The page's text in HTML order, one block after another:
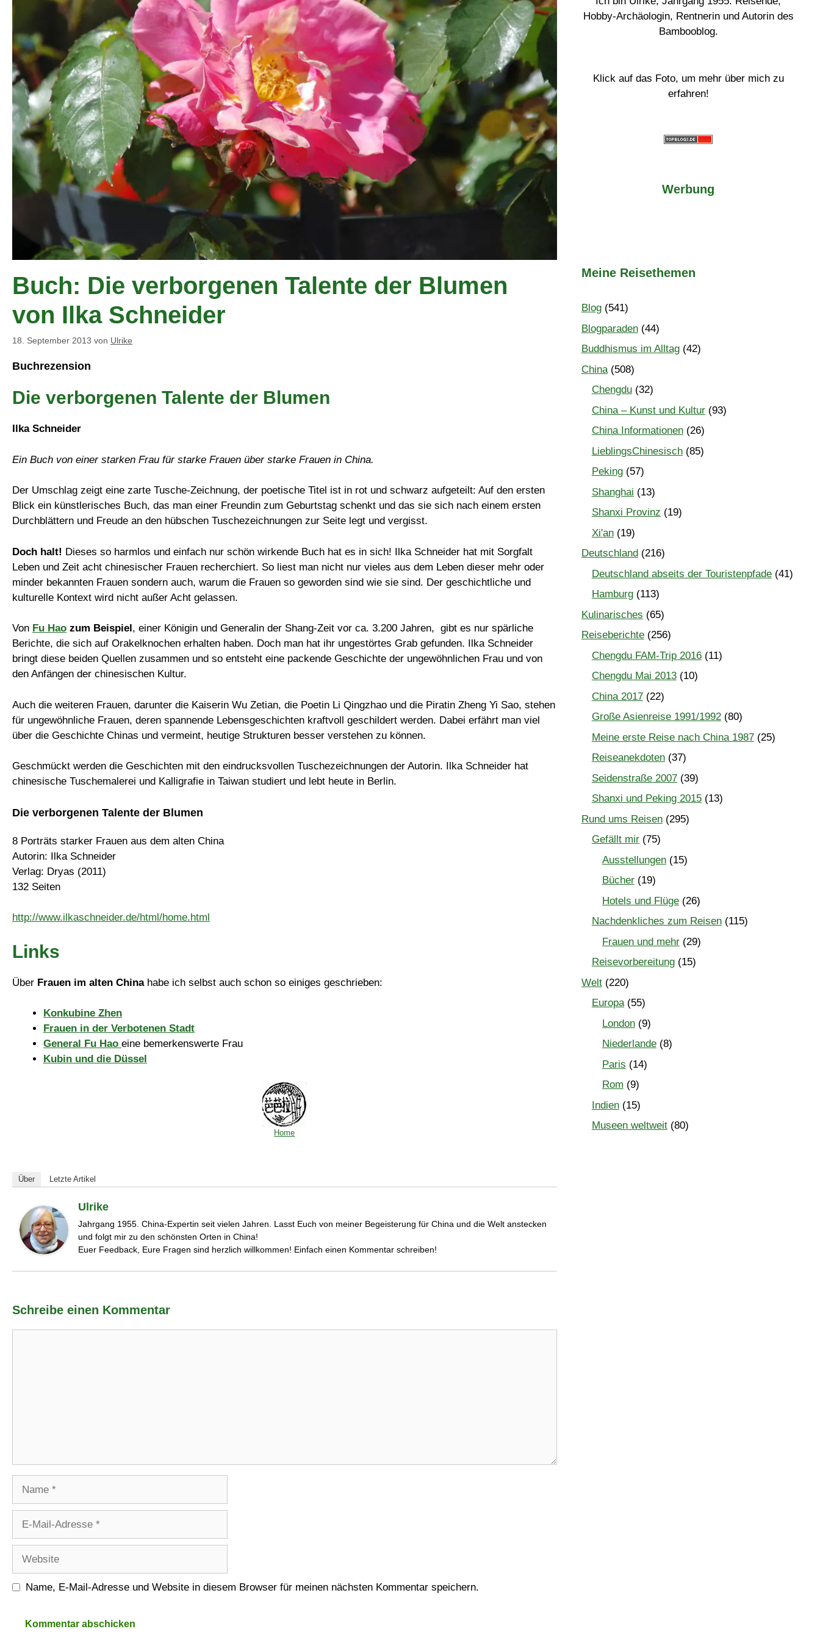
Buch: Die verborgenen Talente der Blumen
von Ilka Schneider
18. September 2013 von Ulrike
Buchrezension
Die verborgenen Talente der Blumen
Ilka Schneider
Ein Buch von einer starken Frau für starke Frauen über starke Frauen in China.
Der Umschlag zeigt eine zarte Tusche-Zeichnung, der poetische Titel ist in rot und schwarz aufgeteilt: Auf den ersten
Blick ein künstlerisches Buch, das man einer Freundin zum Geburtstag schenkt und das sie sich nach einem ersten
Durchblättern und Freude an den hübschen Tuschezeichnungen zur Seite legt und vergisst.
Doch halt! Dieses so harmlos und einfach nur schön wirkende Buch hat es in sich! Ilka Schneider hat mit Sorgfalt
Leben und Zeit acht chinesischer Frauen recherchiert. So liest man nicht nur vieles aus dem Leben dieser mehr oder
minder bekannten Frauen sondern auch, warum die Frauen so geworden sind wie sie sind. Der geschichtliche und
kulturelle Kontext wird nicht außer Acht gelassen.
Von Fu Hao zum Beispiel , einer Königin und Generalin der Shang-Zeit vor ca. 3.200 Jahren, gibt es nur spärliche
Berichte, die sich auf Orakelknochen erhalten haben. Doch man hat ihr ungestörtes Grab gefunden. Ilka Schneider
bringt diese beiden Quellen zusammen und so entsteht eine packende Geschichte der ungewöhnlichen Frau und von
den Anfängen der chinesischen Kultur.
Auch die weiteren Frauen, darunter die Kaiserin Wu Zetian, die Poetin Li Qingzhao und die Piratin Zheng Yi Sao, stehen
für ungewöhnliche Frauen, deren spannende Lebensgeschichten kraftvoll geschildert werden. Dabei erfährt man viel
über die Geschichte Chinas und vermeint, heutige Strukturen besser verstehen zu können.
Geschmückt werden die Geschichten mit den eindrucksvollen Tuschezeichnungen der Autorin. Ilka Schneider hat
chinesische Tuschemalerei und Kalligrafie in Taiwan studiert und lebt heute in Berlin.
Die verborgenen Talente der Blumen
8 Porträts starker Frauen aus dem alten China
Autorin: Ilka Schneider
Verlag: Dryas (2011)
132 Seiten
http://www.ilkaschneider.de/html/home.html
Links
Über Frauen im alten Chinahabe ich selbst auch schon so einiges geschrieben:
Konkubine Zhen
Frauen in der Verbotenen Stadt
General Fu Hao eine bemerkenswerte Frau
Kubin und die Düssel
Home
Über Letzte Artikel
Ulrike
Jahrgang 1955. China-Expertin seit vielen Jahren. Lasst Euch von meiner Begeisterung für China und die Welt anstecken
und folgt mir zu den schönsten Orten in China!
Euer Feedback, Eure Fragen sind herzlich willkommen! Einfach einen Kommentar schreiben!
Schreibe einen Kommentar
Adresse
Name, E-Mail-Adresse und Website in diesem Browser für meinen nächsten Kommentar speichern.
Hobby-Archäologin, Rentnerin und Autorin des
Bambooblog.
Klick auf das Foto, um mehr über mich zu
erfahren!
Werbung
Meine Reisethemen
Blog(541)
Blogparaden(44)
Buddhismus im Alltag(42)
China(508)
Chengdu(32)
China – Kunst und Kultur(93)
China Informationen(26)
LieblingsChinesisch(85)
Peking(57)
Shanghai (13)
Shanxi Provinz (19)
Xi'an(19)
Deutschland(216)
Deutschland abseits der Touristenpfade(41)
Hamburg(113)
Kulinarisches (65)
Reiseberichte(256)
Chengdu FAM-Trip 2016(11)
Chengdu Mai 2013(10)
China 2017(22)
Große Asienreise 1991/1992(80)
Meine erste Reise nach China 1987(25)
Reiseanekdoten(37)
Seidenstraße 2007(39)
Shanxi und Peking 2015(13)
Rund ums Reisen(295)
Gefällt mir(75)
Ausstellungen(15)
Bücher(19)
Hotels und Flüge(26)
Nachdenkliches zum Reisen(115)
Frauen und mehr(29)
Reisevorbereitung(15)
Welt(220)
Europa(55)
London(9)
Niederlande(8)
Paris (14)
Rom (9)
Indien(15)
Museen weltweit(80)